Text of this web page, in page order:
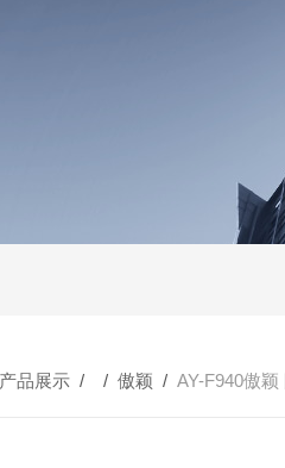
产品展示 / / 傲颖 / AY-F940傲